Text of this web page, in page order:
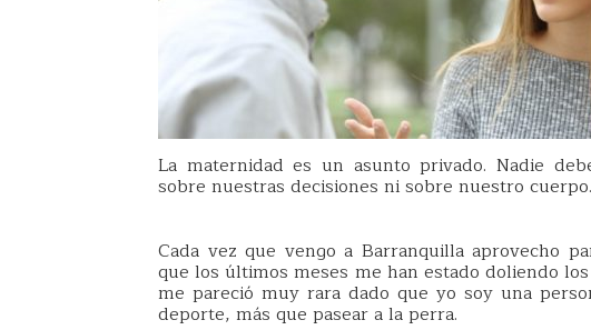
La maternidad es un asunto privado. Nadie
sobre nuestras decisiones ni sobre nuestro cuerpo.
Cada vez que vengo a Barranquilla aprovecho
que los últimos meses me han estado doliendo
me pareció muy rara dado que yo soy una
deporte, más que pasear a la perra.